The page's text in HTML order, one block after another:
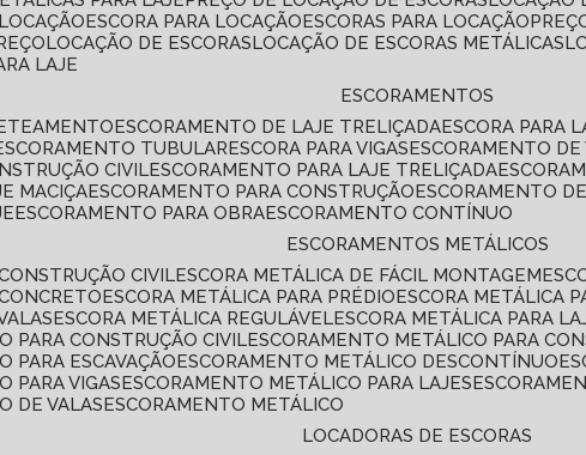
ESCORA PARA LOCAÇÃO ESCORAS PARA LOCAÇÃO
LOCAÇÃO DE ESCORAS LOCAÇÃO DE ESCORAS METÁLICAS
LAJE
ESCORAMENTOS
ESCORAMENTO DE LAJE TRELIÇADA ESCORA PARA
ESCORAMENTO TUBULAR ESCORA PARA VIGAS ESCORAMENTO DE
CIVIL ESCORAMENTO PARA LAJE TRELIÇADA
MACIÇA ESCORAMENTO PARA CONSTRUÇÃO ESCORAMENTO
ESCORAMENTO PARA OBRA ESCORAMENTO CONTÍNUO
ESCORAMENTOS METÁLICOS
CIVIL ESCORA METÁLICA DE FÁCIL MONTAGEM
ESCORA METÁLICA PARA PRÉDIO ESCORA METÁLICA
ESCORA METÁLICA REGULÁVEL ESCORA METÁLICA PARA
PARA CONSTRUÇÃO CIVIL ESCORAMENTO METÁLICO PARA
PARA ESCAVAÇÃO
ESCORAMENTO METÁLICO DESCONTÍNUO
PARA VIGAS
ESCORAMENTO METÁLICO PARA LAJES
DE VALAS
ESCORAMENTO METÁLICO
LOCADORAS DE ESCORAS